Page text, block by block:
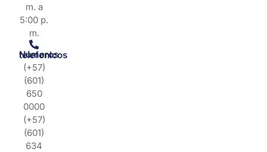
m. a
5:00 p.
m.
Números telefonicos
(+57)
(601)
650
0000
(+57)
(601)
634